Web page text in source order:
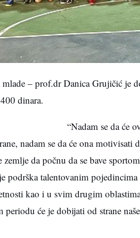
mlade – prof.dr Danica Grujičić je
dinara.
“Nadam se da će
nadam se da će ona
zemlje da počnu da se bave
podrška talentovanim
kao i u svim drugim
će je dobijati od strane